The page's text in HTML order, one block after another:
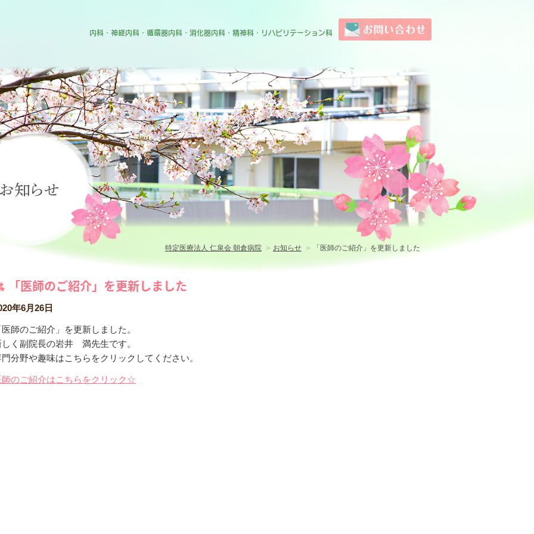
ご紹介
入院のご案内
内
介
内科・神経内科・循環器内科・消化器内科・精神科・リハビリテーション科
お知らせ
特定医療法人 仁泉会 朝倉病院 お知らせ 「医師のご紹介」を更新しました
「医師のご紹介」を更新しました
年6月26日
師のご紹介」を更新しました。
しく副院長の岩井 満先生です。
分野や趣味はこちらをクリックしてください。
師のご紹介はこちらをクリック☆